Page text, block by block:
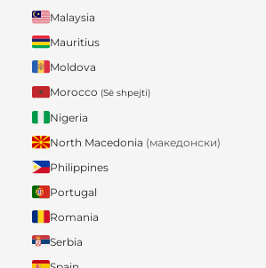
Malaysia
Mauritius
Moldova
Morocco (Së shpejti)
Nigeria
North Macedonia (македонски)
Philippines
Portugal
Romania
Serbia